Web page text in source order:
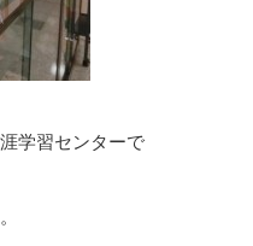
学習センターで